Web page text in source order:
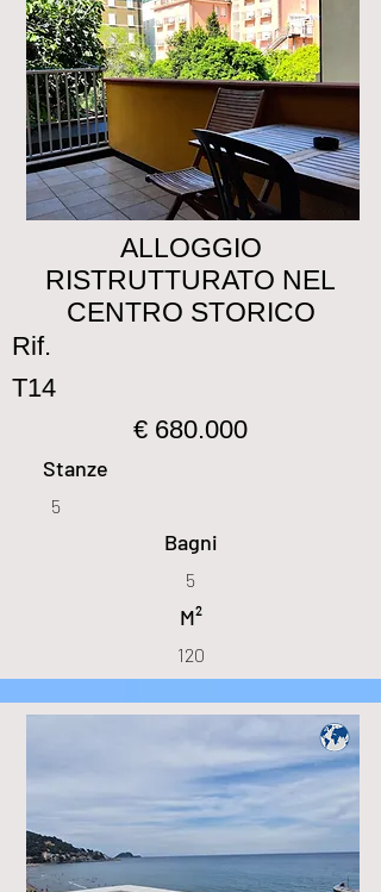
ALLOGGIO
RISTRUTTURATO NEL
CENTRO STORICO
Rif.
T14
€ 680.000
Stanze
5
Bagni
5
M²
120